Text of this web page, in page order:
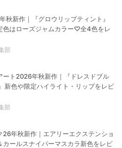
秋新作｜『グロウリップティント』
色はローズジャムカラー♡全4色をレ
部
ート2026年秋新作｜『ドレスドブル
新色や限定ハイライト・リップをレビ
部
26年秋新作｜エアリーエクステンショ
カールスナイパーマスカラ新色をレビ